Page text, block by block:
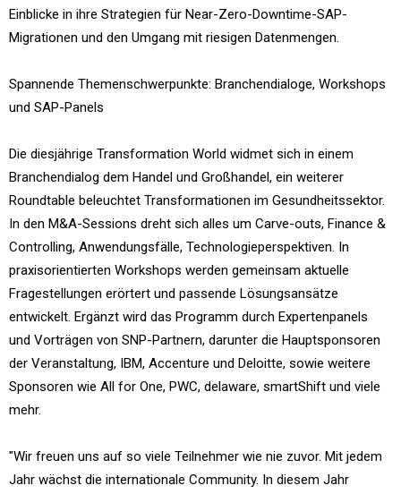
Einblicke in ihre Strategien für Near-Zero-Downtime-SAP-
Migrationen und den Umgang mit riesigen Datenmengen.
Spannende Themenschwerpunkte: Branchendialoge, Workshops
und SAP-Panels
Die diesjährige Transformation World widmet sich in einem
Branchendialog dem Handel und Großhandel, ein weiterer
Roundtable beleuchtet Transformationen im Gesundheitssektor.
In den M&A-Sessions dreht sich alles um Carve-outs, Finance &
Controlling, Anwendungsfälle, Technologieperspektiven. In
praxisorientierten Workshops werden gemeinsam aktuelle
Fragestellungen erörtert und passende Lösungsansätze
entwickelt. Ergänzt wird das Programm durch Expertenpanels
und Vorträgen von SNP-Partnern, darunter die Hauptsponsoren
der Veranstaltung, IBM, Accenture und Deloitte, sowie weitere
Sponsoren wie All for One, PWC, delaware, smartShift und viele
mehr.
"Wir freuen uns auf so viele Teilnehmer wie nie zuvor. Mit jedem
Jahr wächst die internationale Community. In diesem Jahr